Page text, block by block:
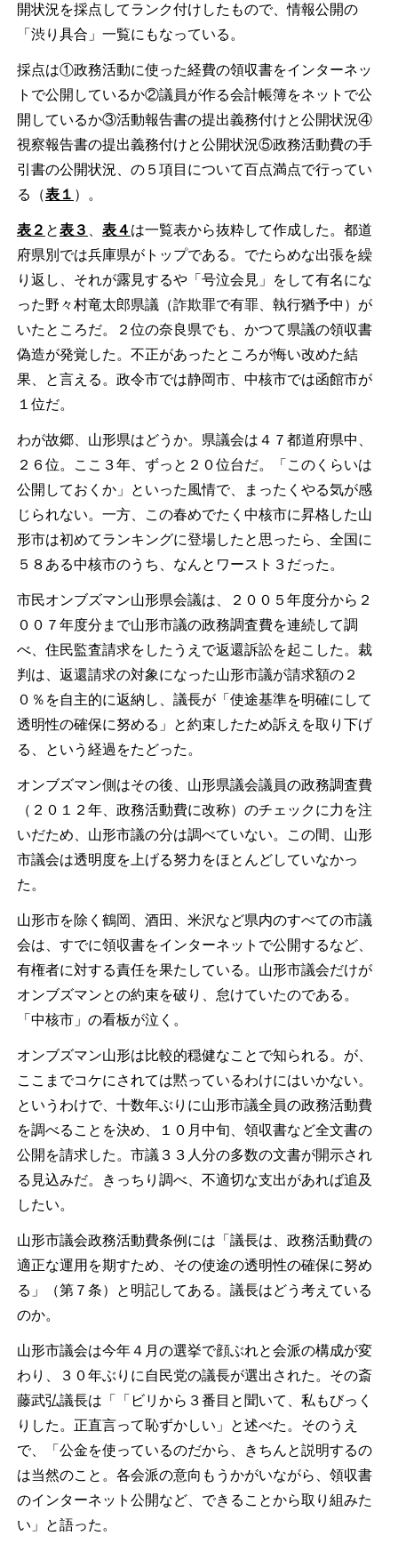
開状況を採点してランク付けしたもので、情報公開の
「渋り具合」一覧にもなっている。
採点は①政務活動に使った経費の領収書をインターネッ
トで公開しているか②議員が作る会計帳簿をネットで公
開しているか③活動報告書の提出義務付けと公開状況④
視察報告書の提出義務付けと公開状況⑤政務活動費の手
引書の公開状況、の５項目について百点満点で行ってい
る（表１ ）。
表２ と表３ 表４ は一覧表から抜粋して作成した。都道
府県別では兵庫県がトップである。でたらめな出張を繰
り返し、それが露見するや「号泣会見」をして有名にな
った野々村竜太郎県議（詐欺罪で有罪、執行猶予中）が
いたところだ。２位の奈良県でも、かつて県議の領収書
偽造が発覚した。不正があったところが悔い改めた結
果、と言える。政令市では静岡市、中核市では函館市が
１位だ。
わが故郷、山形県はどうか。県議会は４７都道府県中、
２６位。ここ３年、ずっと２０位台だ。「このくらいは
公開しておくか」といった風情で、まったくやる気が感
じられない。一方、この春めでたく中核市に昇格した山
形市は初めてランキングに登場したと思ったら、全国に
５８ある中核市のうち、なんとワースト３だった。
市民オンブズマン山形県会議は、２００５年度分から２
００７年度分まで山形市議の政務調査費を連続して調
べ、住民監査請求をしたうえで返還訴訟を起こした。裁
判は、返還請求の対象になった山形市議が請求額の２
０％を自主的に返納し、議長が「使途基準を明確にして
透明性の確保に努める」と約束したため訴えを取り下げ
る、という経過をたどった。
オンブズマン側はその後、山形県議会議員の政務調査費
（２０１２年、政務活動費に改称）のチェックに力を注
いだため、山形市議の分は調べていない。この間、山形
市議会は透明度を上げる努力をほとんどしていなかっ
た。
山形市を除く鶴岡、酒田、米沢など県内のすべての市議
会は、すでに領収書をインターネットで公開するなど、
有権者に対する責任を果たしている。山形市議会だけが
オンブズマンとの約束を破り、怠けていたのである。
「中核市」の看板が泣く。
オンブズマン山形は比較的穏健なことで知られる。が、
ここまでコケにされては黙っているわけにはいかない。
というわけで、十数年ぶりに山形市議全員の政務活動費
を調べることを決め、１０月中旬、領収書など全文書の
公開を請求した。市議３３人分の多数の文書が開示され
る見込みだ。きっちり調べ、不適切な支出があれば追及
したい。
山形市議会政務活動費条例には「議長は、政務活動費の
適正な運用を期すため、その使途の透明性の確保に努め
る」（第７条）と明記してある。議長はどう考えている
のか。
山形市議会は今年４月の選挙で顔ぶれと会派の構成が変
わり、３０年ぶりに自民党の議長が選出された。その斎
藤武弘議長は「「ビリから３番目と聞いて、私もびっく
りした。正直言って恥ずかしい」と述べた。そのうえ
で、「公金を使っているのだから、きちんと説明するの
は当然のこと。各会派の意向もうかがいながら、領収書
のインターネット公開など、できることから取り組みた
い」と語った。